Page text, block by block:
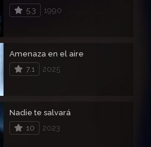
5.3
1990
Amenaza en el aire
7.1
2025
Nadie te salvará
10
2023